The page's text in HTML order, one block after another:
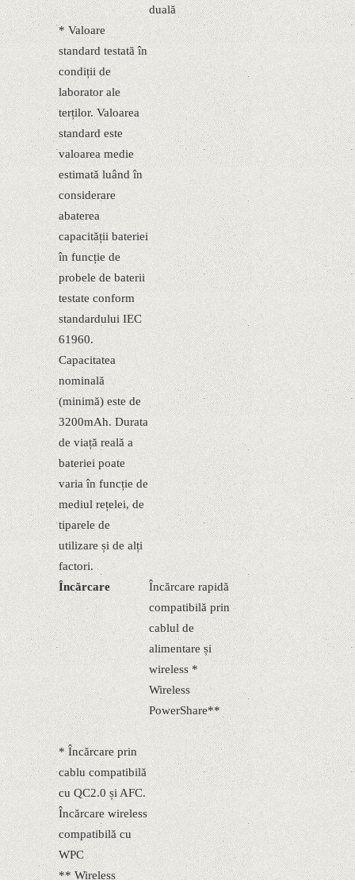
duală
* Valoare
standard testată în
condiții de
laborator ale
terților. Valoarea
standard este
valoarea medie
estimată luând în
considerare
abaterea
capacității bateriei
în funcție de
probele de baterii
testate conform
standardului IEC
61960.
Capacitatea
nominală
(minimă) este de
3200mAh. Durata
de viață reală a
bateriei poate
varia în funcție de
mediul rețelei, de
tiparele de
utilizare și de alți
factori.
Încărcare
Încărcare rapidă
compatibilă prin
cablul de
alimentare și
wireless *
Wireless
PowerShare**
* Încărcare prin
cablu compatibilă
cu QC2.0 și AFC.
Încărcare wireless
compatibilă cu
WPC
** Wireless